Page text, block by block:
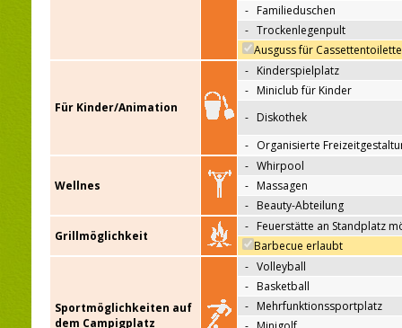
- Familieduschen
- Trockenlegenpult
Ausguss für
Für Kinder/Animation
- Kinderspielplatz
- Miniclub für Kinder
- Diskothek
- Organisierte
Wellnes
- Whirpool
- Massagen
- Beauty-Abteilung
Grillmöglichkeit
- Feuerstätte an Standplatz
Barbecue erlaubt
Sportmöglichkeiten auf
dem Campigplatz
- Volleyball
- Basketball
- Mehrfunktionssportplatz